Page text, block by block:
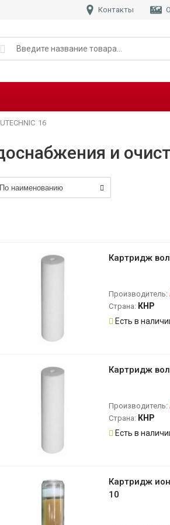
Контакты
16
и
Картридж
Производитель:
Страна: КНР
Есть в
Картридж
Производитель:
Страна: КНР
Есть в
Картридж
10